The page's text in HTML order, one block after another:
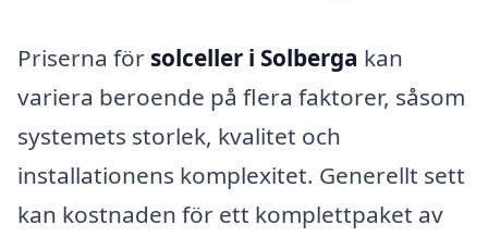
Priserna för solceller i Solberga kan
variera beroende på flera faktorer, såsom
systemets storlek, kvalitet och
installationens komplexitet. Generellt sett
kan kostnaden för ett komplettpaket av